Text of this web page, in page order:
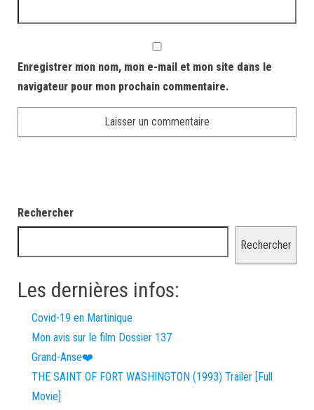
Enregistrer mon nom, mon e-mail et mon site dans le
navigateur pour mon prochain commentaire.
Rechercher
Rechercher
Les dernières infos:
Covid-19 en Martinique
Mon avis sur le film Dossier 137
Grand-Anse❤️
THE SAINT OF FORT WASHINGTON (1993) Trailer [Full
Movie]